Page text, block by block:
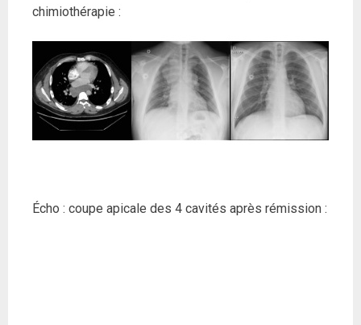
chimiothérapie :
Écho : coupe apicale des 4 cavités après rémission :